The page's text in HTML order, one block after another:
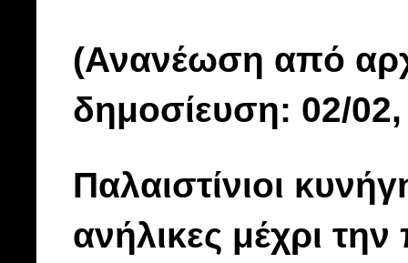
(Ανανέωση από
δημοσίευση: 02/
Παλαιστίνιοι
ανήλικες μέχρι